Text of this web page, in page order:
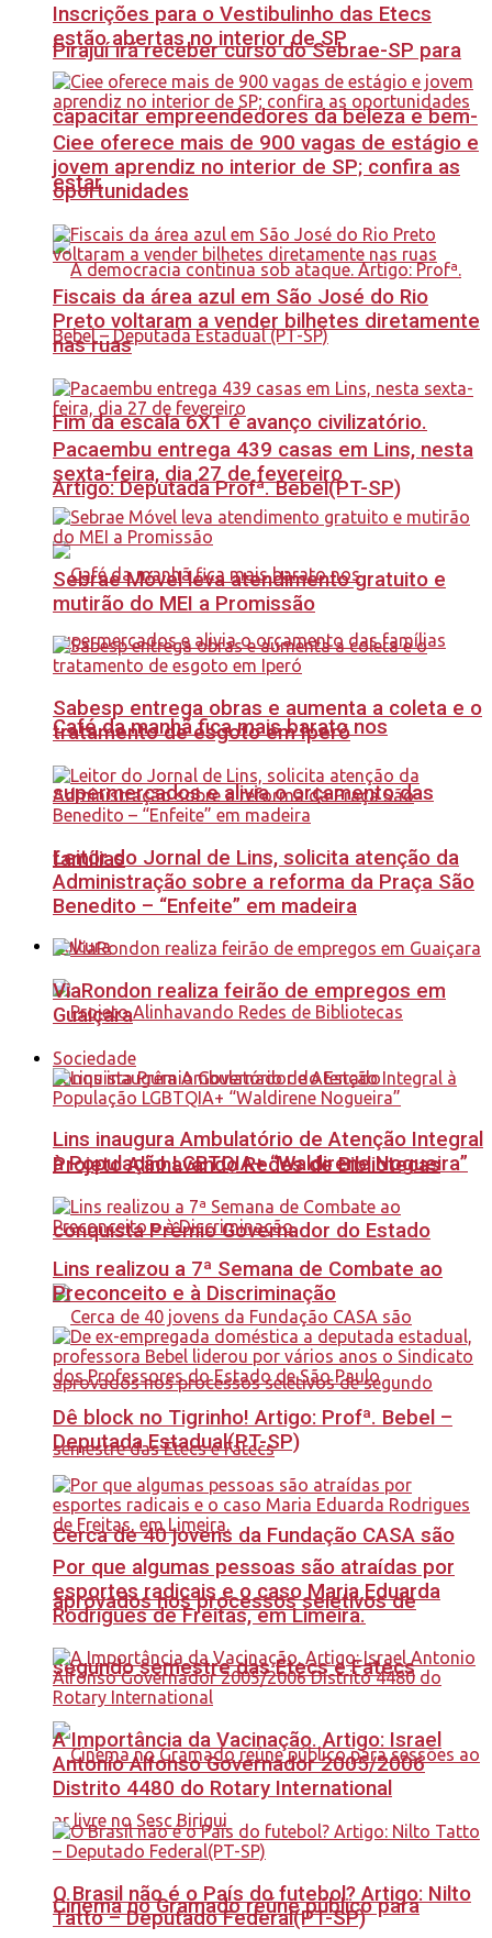
Pirajuí irá receber curso do Sebrae-SP para
capacitar empreendedores da beleza e bem-
estar
Fim da escala 6X1 é avanço civilizatório.
Artigo: Deputada Profª. Bebel(PT-SP)
Café da manhã fica mais barato nos
supermercados e alivia o orçamento das
famílias
Cultura
Projeto Alinhavando Redes de Bibliotecas
conquista Prêmio Governador do Estado
Cerca de 40 jovens da Fundação CASA são
aprovados nos processos seletivos de
segundo semestre das Etecs e Fatecs
Cinema no Gramado reúne público para
Inscrições para o Vestibulinho das Etecs
estão abertas no interior de SP
Ciee oferece mais de 900 vagas de estágio e
jovem aprendiz no interior de SP; confira as
oportunidades
Fiscais da área azul em São José do Rio
Preto voltaram a vender bilhetes diretamente
nas ruas
Pacaembu entrega 439 casas em Lins, nesta
sexta-feira, dia 27 de fevereiro
Sebrae Móvel leva atendimento gratuito e
mutirão do MEI a Promissão
Sabesp entrega obras e aumenta a coleta e o
tratamento de esgoto em Iperó
Leitor do Jornal de Lins, solicita atenção da
Administração sobre a reforma da Praça São
Benedito – “Enfeite” em madeira
ViaRondon realiza feirão de empregos em
Guaiçara
Sociedade
Lins inaugura Ambulatório de Atenção Integral
à População LGBTQIA+ “Waldirene Nogueira”
Lins realizou a 7ª Semana de Combate ao
Preconceito e à Discriminação
Dê block no Tigrinho! Artigo: Profª. Bebel –
Deputada Estadual(PT-SP)
Por que algumas pessoas são atraídas por
esportes radicais e o caso Maria Eduarda
Rodrigues de Freitas, em Limeira.
A Importância da Vacinação. Artigo: Israel
Antonio Alfonso Governador 2005/2006
Distrito 4480 do Rotary International
O Brasil não é o País do futebol? Artigo: Nilto
Tatto – Deputado Federal(PT-SP)